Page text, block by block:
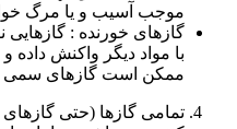
موجب آسیب و یا مرگ
گازهای خورنده :
با مواد دیگر واکنش
ممکن است گازهای سمی
تمامی گازها (حتی